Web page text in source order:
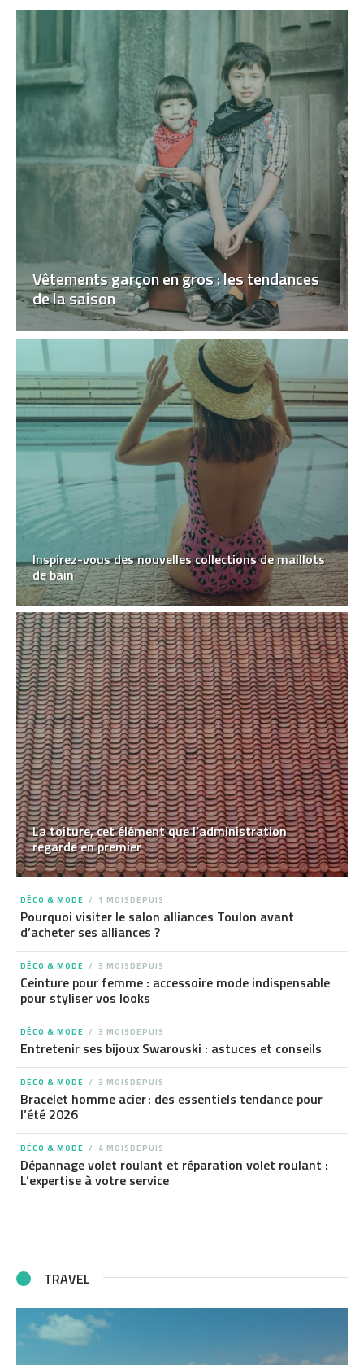
Vêtements garçon en gros : les tendances
de la saison
Inspirez-vous des nouvelles collections de maillots
de bain
La toiture, cet élément que l’administration
regarde en premier
DÉCO & MODE 1 MOISDEPUIS
Pourquoi visiter le salon alliances Toulon avant
d’acheter ses alliances ?
DÉCO & MODE 3 MOISDEPUIS
Ceinture pour femme : accessoire mode indispensable
pour styliser vos looks
DÉCO & MODE 3 MOISDEPUIS
Entretenir ses bijoux Swarovski : astuces et conseils
DÉCO & MODE 3 MOISDEPUIS
Bracelet homme acier : des essentiels tendance pour
l’été 2026
DÉCO & MODE 4 MOISDEPUIS
Dépannage volet roulant et réparation volet roulant :
L’expertise à votre service
TRAVEL